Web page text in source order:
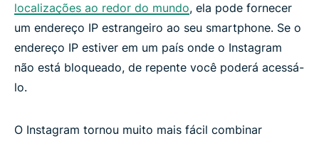
localizações ao redor do mundo, ela pode fornecer
um endereço IP estrangeiro ao seu smartphone. Se o
endereço IP estiver em um país onde o Instagram
não está bloqueado, de repente você poderá acessá-
lo.
O Instagram tornou muito mais fácil combinar